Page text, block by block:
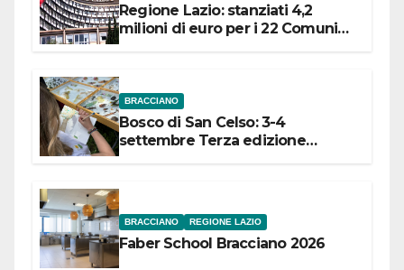
Regione Lazio: stanziati 4,2
milioni di euro per i 22 Comuni
BRACCIANO
Bosco di San Celso: 3-4
settembre Terza edizione
BRACCIANO REGIONE LAZIO
Faber School Bracciano 2026